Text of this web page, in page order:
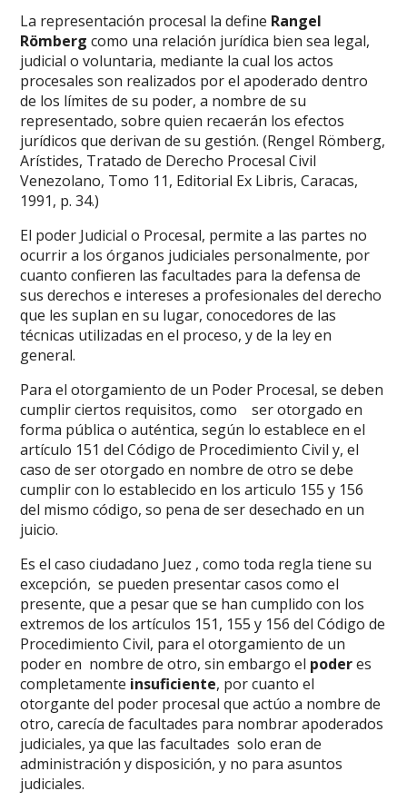
La representación procesal la define Rangel
Römberg como una relación jurídica bien sea legal,
judicial o voluntaria, mediante la cual los actos
procesales son realizados por el apoderado dentro
de los límites de su poder, a nombre de su
representado, sobre quien recaerán los efectos
jurídicos que derivan de su gestión. (Rengel Römberg,
Arístides, Tratado de Derecho Procesal Civil
Venezolano, Tomo 11, Editorial Ex Libris, Caracas,
1991, p. 34.)
El poder Judicial o Procesal, permite a las partes no
ocurrir a los órganos judiciales personalmente, por
cuanto confieren las facultades para la defensa de
sus derechos e intereses a profesionales del derecho
que les suplan en su lugar, conocedores de las
técnicas utilizadas en el proceso, y de la ley en
general.
Para el otorgamiento de un Poder Procesal, se deben
cumplir ciertos requisitos, como ser otorgado en
forma pública o auténtica, según lo establece en el
artículo 151 del Código de Procedimiento Civil y, el
caso de ser otorgado en nombre de otro se debe
cumplir con lo establecido en los articulo 155 y 156
del mismo código, so pena de ser desechado en un
juicio.
Es el caso ciudadano Juez , como toda regla tiene su
excepción, se pueden presentar casos como el
presente, que a pesar que se han cumplido con los
extremos de los artículos 151, 155 y 156 del Código de
Procedimiento Civil, para el otorgamiento de un
poder en nombre de otro, sin embargo el poderes
completamente insuficiente, por cuanto el
otorgante del poder procesal que actúo a nombre de
otro, carecía de facultades para nombrar apoderados
judiciales, ya que las facultades solo eran de
administración y disposición, y no para asuntos
judiciales.